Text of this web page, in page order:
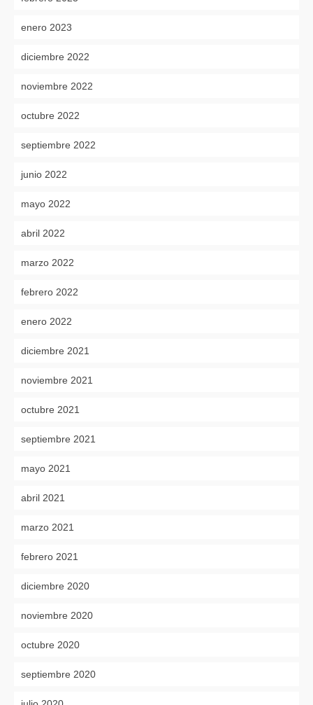
enero 2023
diciembre 2022
noviembre 2022
octubre 2022
septiembre 2022
junio 2022
mayo 2022
abril 2022
marzo 2022
febrero 2022
enero 2022
diciembre 2021
noviembre 2021
octubre 2021
septiembre 2021
mayo 2021
abril 2021
marzo 2021
febrero 2021
diciembre 2020
noviembre 2020
octubre 2020
septiembre 2020